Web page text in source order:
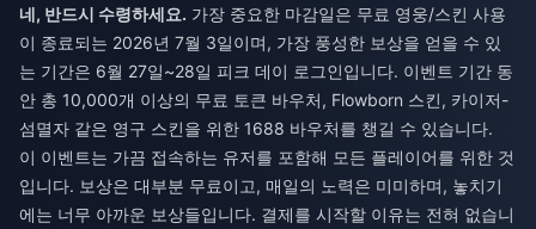
네, 반드시 수령하세요. 가장 중요한 마감일은 무료 영웅/스킨 사용
이 종료되는 2026년 7월 3일이며, 가장 풍성한 보상을 얻을 수 있
는 기간은 6월 27일~28일 피크 데이 로그인입니다. 이벤트 기간 동
안 총 10,000개 이상의 무료 토큰 바우처, Flowborn 스킨, 카이저-
섬멸자 같은 영구 스킨을 위한 1688 바우처를 챙길 수 있습니다.
이 이벤트는 가끔 접속하는 유저를 포함해 모든 플레이어를 위한 것
입니다. 보상은 대부분 무료이고, 매일의 노력은 미미하며, 놓치기
에는 너무 아까운 보상들입니다. 결제를 시작할 이유는 전혀 없습니